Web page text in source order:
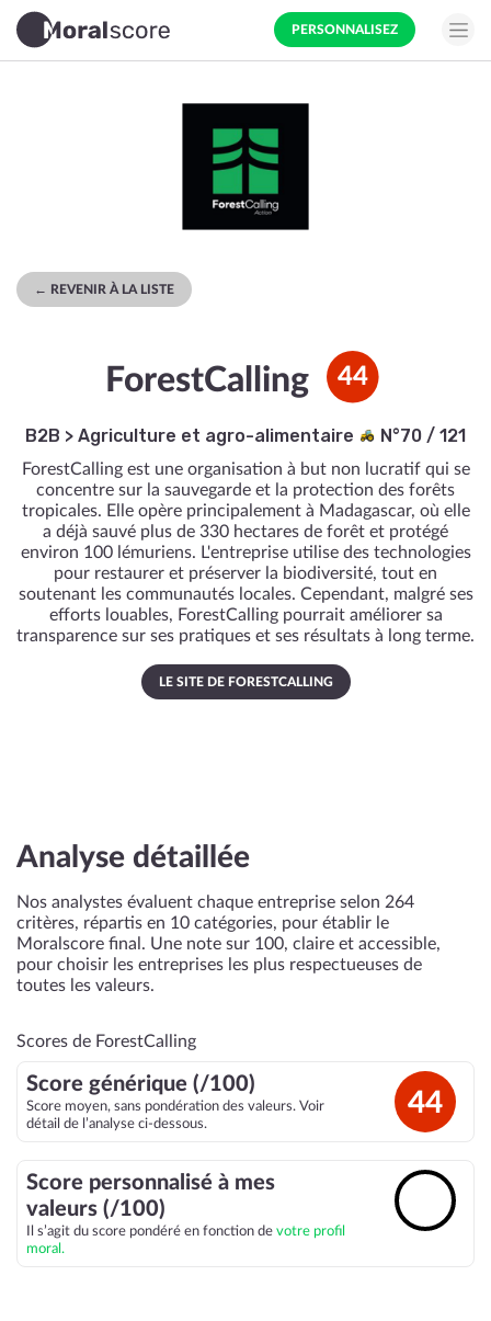
PERSONNALISEZ
← REVENIR À LA LISTE
ForestCalling 44
B2B > Agriculture et agro-alimentaire N°70 / 121
ForestCalling est une organisation à but non lucratif qui se
concentre sur la sauvegarde et la protection des forêts
tropicales. Elle opère principalement à Madagascar, où elle
a déjà sauvé plus de 330 hectares de forêt et protégé
environ 100 lémuriens. L'entreprise utilise des technologies
pour restaurer et préserver la biodiversité, tout en
soutenant les communautés locales. Cependant, malgré ses
efforts louables, ForestCalling pourrait améliorer sa
transparence sur ses pratiques et ses résultats à long terme.
LE SITE DE FORESTCALLING
Analyse détaillée
Nos analystes évaluent chaque entreprise selon 264
critères, répartis en 10 catégories, pour établir le
Moralscore final. Une note sur 100, claire et accessible,
pour choisir les entreprises les plus respectueuses de
toutes les valeurs.
Scores de ForestCalling
Score générique (/100)
Score moyen, sans pondération des valeurs. Voir
détail de l’analyse ci-dessous.
44
Score personnalisé à mes
valeurs (/100)
Il s’agit du score pondéré en fonction de votre profil
moral.